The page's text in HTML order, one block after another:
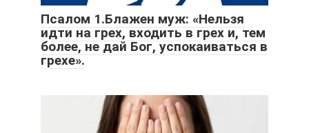
Псалом 1.Блажен муж: «Нельзя
идти на грех, входить в грех и, тем
более, не дай Бог, успокаиваться в
грехе».